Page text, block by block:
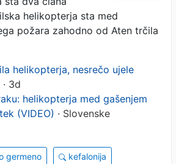
helikopterja sta med
požara zahodno od Aten trčila
helikopterja, nesrečo ujele
3d
helikopterja med gašenjem
(VIDEO) · Slovenske
germeno kefalonija